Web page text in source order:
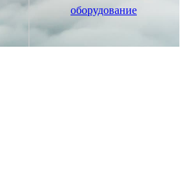
оборудование